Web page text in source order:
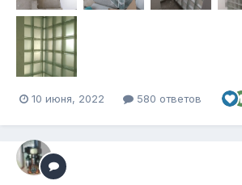
10 июня, 2022 580 ответов